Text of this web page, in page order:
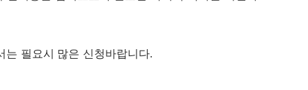
는 필요시 많은 신청바랍니다.